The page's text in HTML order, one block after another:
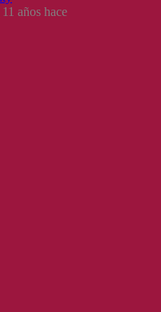
11 años hace